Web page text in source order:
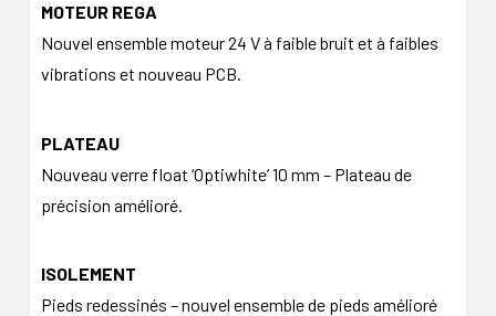
MOTEUR REGA
Nouvel ensemble moteur 24 V à faible bruit et à faibles
vibrations et nouveau PCB.
PLATEAU
Nouveau verre float ‘Optiwhite’ 10 mm – Plateau de
précision amélioré.
ISOLEMENT
Pieds redessinés – nouvel ensemble de pieds amélioré